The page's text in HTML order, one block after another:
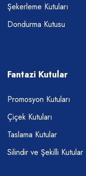
Şekerleme Kutuları
Dondurma Kutusu
Fantazi Kutular
Promosyon Kutuları
Çiçek Kutuları
Taslama Kutular
Silindir ve Şekilli Kutular